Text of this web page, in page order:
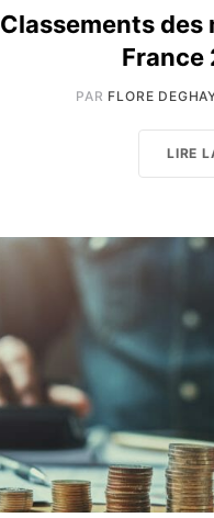
Classements
France
PAR FLORE
LIRE